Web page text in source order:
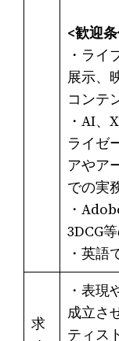
<歓迎
・ライ
展示、
コンテ
・AI、
ライゼ
アやア
での実
・
3DCG
・英語
求
・表現
成立さ
ティス